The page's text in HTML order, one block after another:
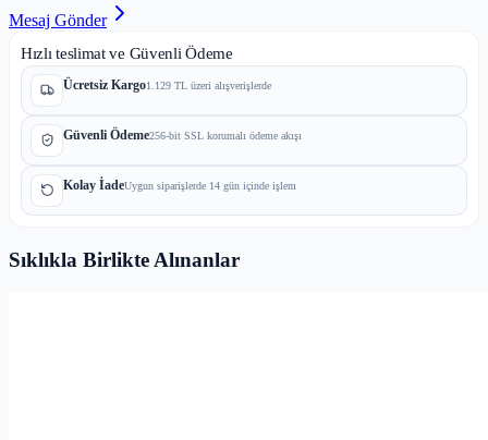
Mesaj Gönder
Hızlı teslimat ve Güvenli Ödeme
Ücretsiz Kargo1.129 TL üzeri alışverişlerde
Güvenli Ödeme256-bit SSL korumalı ödeme akışı
Kolay İadeUygun siparişlerde 14 gün içinde işlem
Sıklıkla Birlikte Alınanlar